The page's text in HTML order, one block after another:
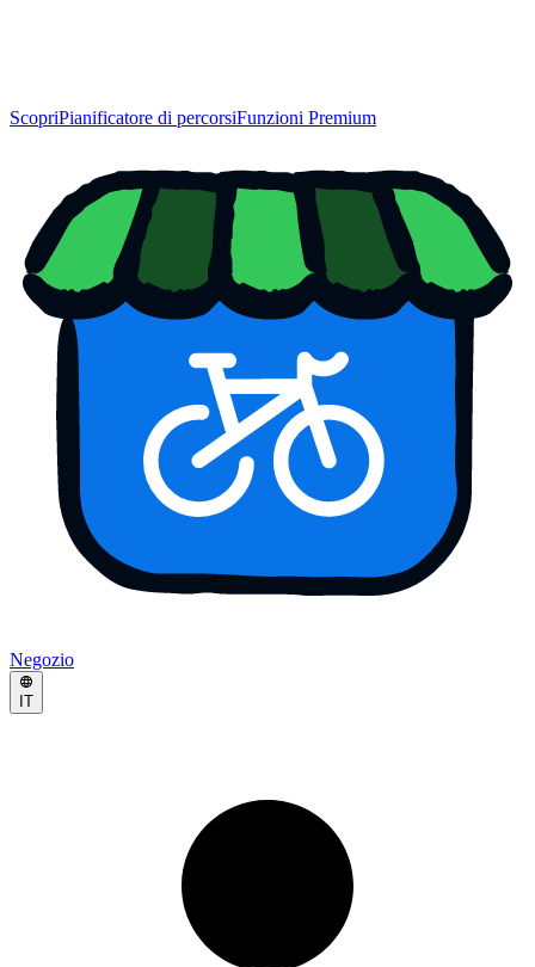
ScopriPianificatore di percorsiFunzioni Premium
Negozio
IT